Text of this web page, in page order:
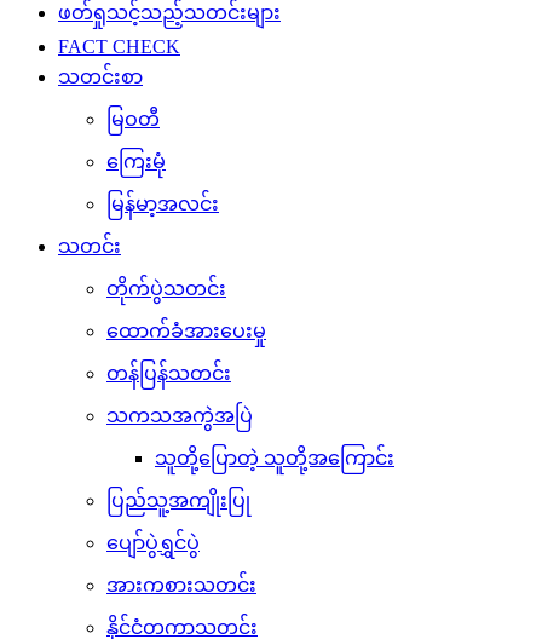
ဖတ်ရှုသင့်သည့်သတင်းများ
FACT CHECK
သတင်းစာ
မြဝတီ
ကြေးမုံ
မြန်မာ့အလင်း
သတင်း
တိုက်ပွဲသတင်း
ထောက်ခံအားပေးမှု
တန်ပြန်သတင်း
သကသအကွဲအပြဲ
သူတို့ပြောတဲ့ သူတို့အကြောင်း
ပြည်သူ့အကျိုးပြု
ပျော်ပွဲရွှင်ပွဲ
အားကစားသတင်း
နိုင်ငံတကာသတင်း